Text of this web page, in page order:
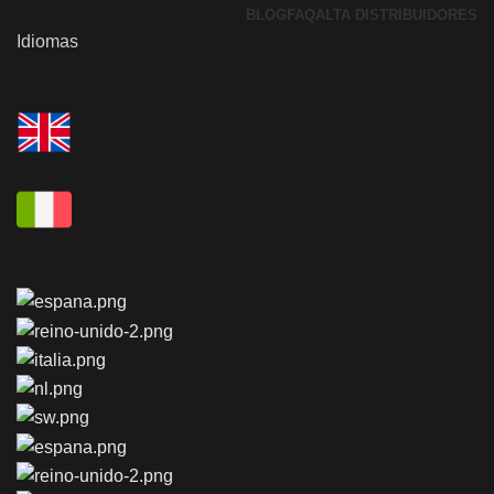
BLOG FAQALTA DISTRIBUIDORES
Idiomas